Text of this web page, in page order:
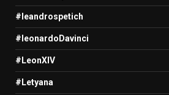
#leandrospetich
#leonardoDavinci
#LeonXIV
#Letyana